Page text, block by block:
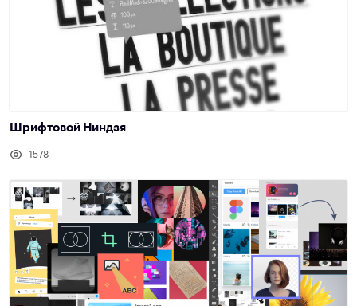
Шрифтовой Ниндзя
1578